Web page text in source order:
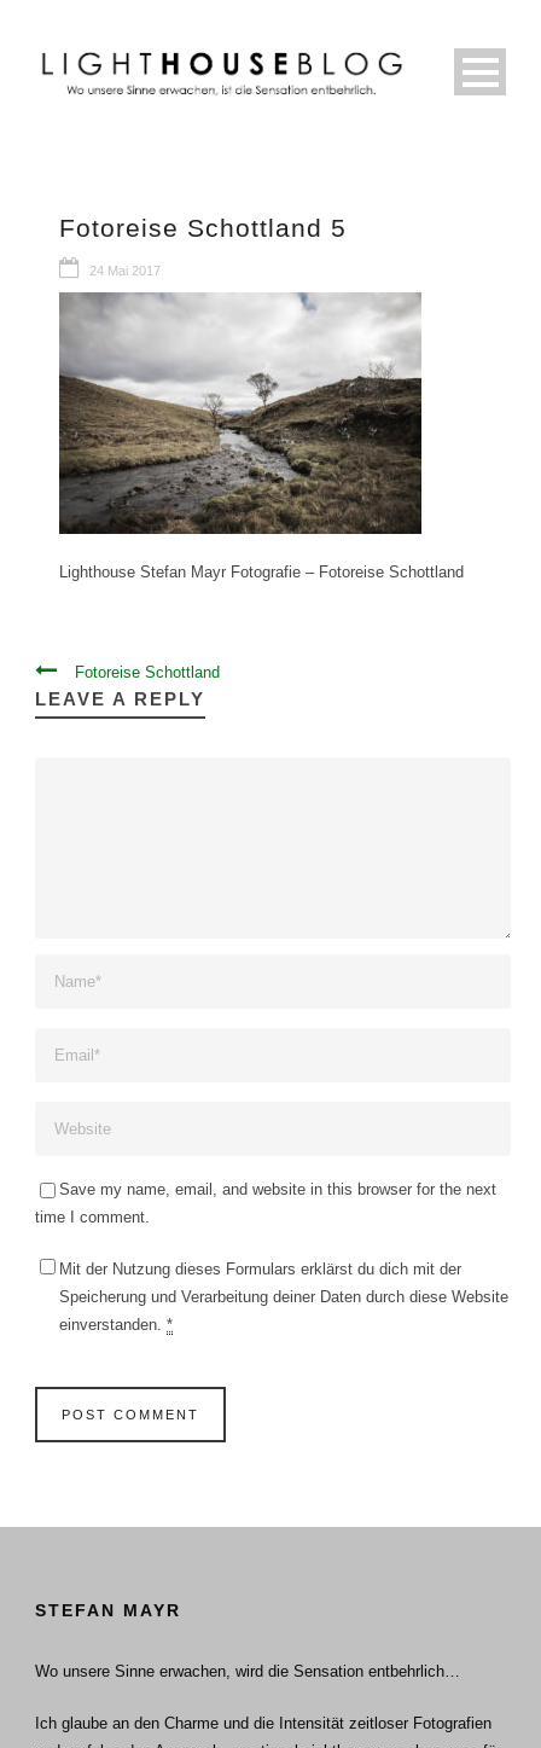
Fotoreise Schottland 5
24 Mai 2017
Lighthouse Stefan Mayr Fotografie – Fotoreise Schottland
Fotoreise Schottland
LEAVE A REPLY
Save my name, email, and website in this browser for the next
time I comment.
Mit der Nutzung dieses Formulars erklärst du dich mit der
Speicherung und Verarbeitung deiner Daten durch diese Website
einverstanden. *
STEFAN MAYR
Wo unsere Sinne erwachen, wird die Sensation entbehrlich…
Ich glaube an den Charme und die Intensität zeitloser Fotografien